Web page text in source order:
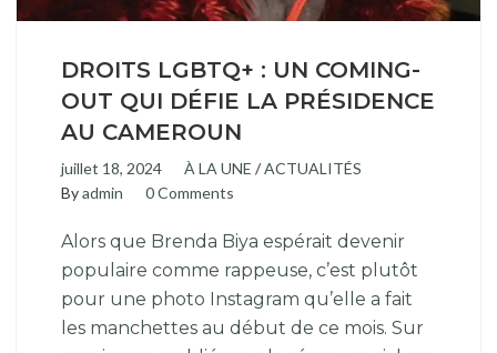
DROITS LGBTQ+ : UN COMING-
OUT QUI DÉFIE LA PRÉSIDENCE
AU CAMEROUN
juillet 18, 2024 À LA UNE /ACTUALITÉS
Byadmin 0 Comments
Alors que Brenda Biya espérait devenir
populaire comme rappeuse, c’est plutôt
pour une photo Instagram qu’elle a fait
les manchettes au début de ce mois. Sur